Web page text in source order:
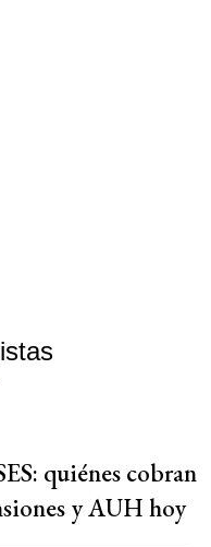
quiénes cobran
y AUH hoy